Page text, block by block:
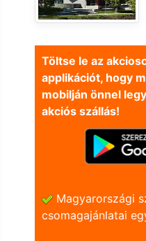
Töltse le az
applikációt, hogy
mobilján önnel
akciós szállás!
Magyarországi
csomagajánlatai